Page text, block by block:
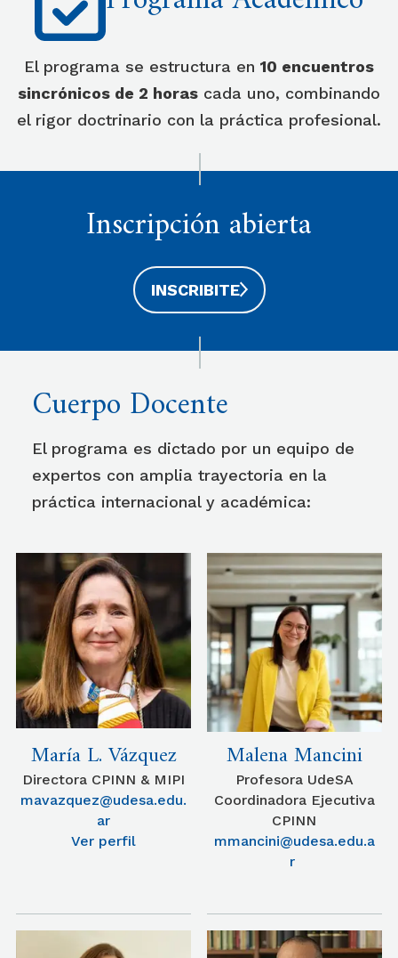
El programa se estructura en 10 encuentros
sincrónicos de 2 horas cada uno, combinando
el rigor doctrinario con la práctica profesional.
Inscripción abierta
INSCRIBITE
Cuerpo Docente
El programa es dictado por un equipo de
expertos con amplia trayectoria en la
práctica internacional y académica:
María L. Vázquez
Directora CPINN & MIPI
mavazquez@udesa.edu.
ar
Ver perfil
Malena Mancini
Profesora UdeSA
Coordinadora Ejecutiva
CPINN
mmancini@udesa.edu.a
r